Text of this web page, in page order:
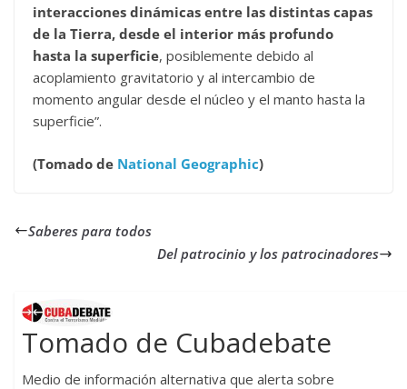
interacciones dinámicas entre las distintas capas
de la Tierra, desde el interior más profundo
hasta la superficie, posiblemente debido al
acoplamiento gravitatorio y al intercambio de
momento angular desde el núcleo y el manto hasta la
superficie”.
(Tomado de National Geographic)
Saberes para todos
Del patrocinio y los patrocinadores
Tomado de Cubadebate
Medio de información alternativa que alerta sobre